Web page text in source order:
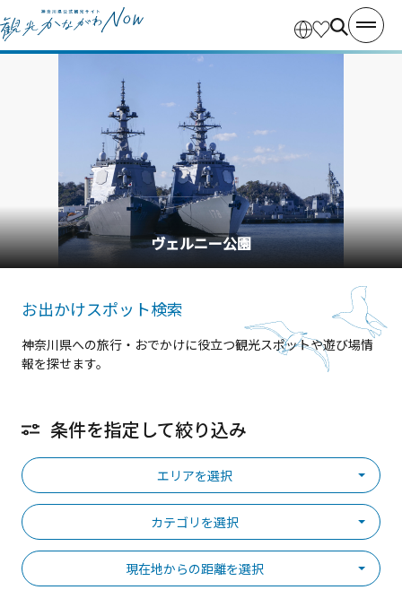
横浜中華街
お出かけスポット検索
神奈川県への旅行・おでかけに役立つ観光スポットや遊び場情
報を探せます。
条件を指定して絞り込み
エリアを選択
カテゴリを選択
現在地からの距離を選択